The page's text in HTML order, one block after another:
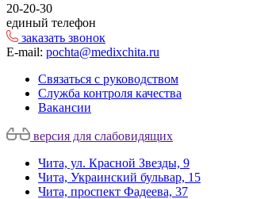
20-20-30
единый телефон
заказать звонок
E-mail: pochta@medixchita.ru
Связаться с руководством
Служба контроля качества
Вакансии
версия для слабовидящих
Чита, ул. Красной Звезды, 9
Чита, Украинский бульвар, 15
Чита, проспект Фадеева, 37